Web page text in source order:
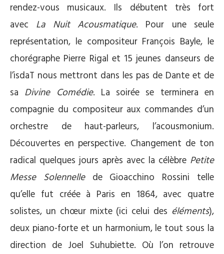
rendez-vous musicaux. Ils débutent très fort
avec La Nuit Acousmatique. Pour une seule
représentation, le compositeur François Bayle, le
chorégraphe Pierre Rigal et 15 jeunes danseurs de
l’isdaT nous mettront dans les pas de Dante et de
sa Divine Comédie. La soirée se terminera en
compagnie du compositeur aux commandes d’un
orchestre de haut-parleurs, l’acousmonium.
Découvertes en perspective. Changement de ton
radical quelques jours après avec la célèbre Petite
Messe Solennelle de Gioacchino Rossini telle
qu’elle fut créée à Paris en 1864, avec quatre
solistes, un chœur mixte (ici celui des éléments),
deux piano-forte et un harmonium, le tout sous la
direction de Joel Suhubiette. Où l’on retrouve